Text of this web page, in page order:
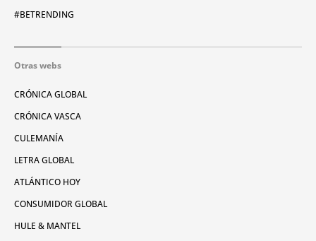
#BETRENDING
Otras webs
CRÓNICA GLOBAL
CRÓNICA VASCA
CULEMANÍA
LETRA GLOBAL
ATLÁNTICO HOY
CONSUMIDOR GLOBAL
HULE & MANTEL